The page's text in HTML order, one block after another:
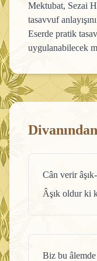
Mektubat, Sezai
tasavvuf
Eserde pratik
uygulanabilecek
Cân verir
Âşık oldur ki
Biz bu